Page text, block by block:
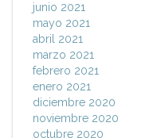
junio 2021
mayo 2021
abril 2021
marzo 2021
febrero 2021
enero 2021
diciembre 2020
noviembre 2020
octubre 2020